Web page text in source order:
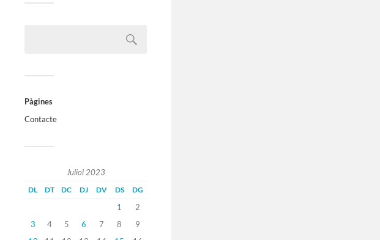
Pàgines
Contacte
Juliol 2023
DL DT DC DJ DV DS DG
1
2
3
4 5 6 7 8
9